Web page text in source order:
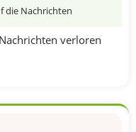
die Nachrichten
verloren